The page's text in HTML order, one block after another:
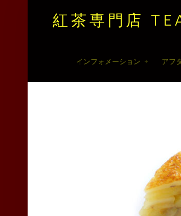
紅茶専門店
紅
Skip
インフォメーション アフ